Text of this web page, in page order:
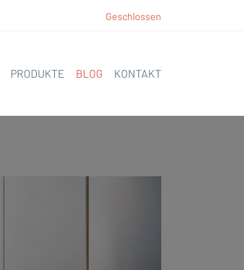
Geschlossen
PRODUKTE BLOG KONTAKT